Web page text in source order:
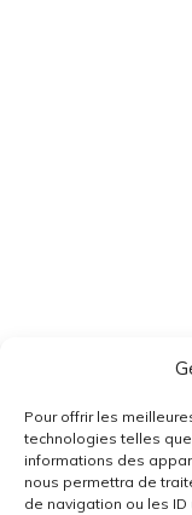
Pour offrir les
technologies telles
informations des
nous permettra de
de navigation ou les